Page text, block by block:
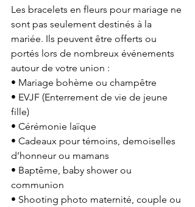
Les bracelets en fleurs pour mariage ne
sont pas seulement destinés à la
mariée. Ils peuvent être offerts ou
portés lors de nombreux événements
autour de votre union :
• Mariage bohème ou champêtre
• EVJF (Enterrement de vie de jeune
fille)
• Cérémonie laïque
• Cadeaux pour témoins, demoiselles
d’honneur ou mamans
• Baptême, baby shower ou
communion
• Shooting photo maternité, couple ou